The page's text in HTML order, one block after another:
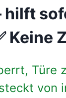
hilft
Keine
Türe
von